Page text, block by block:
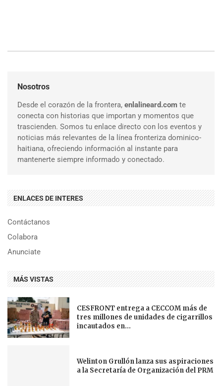
Nosotros
Desde el corazón de la frontera, enlalineard.com te
conecta con historias que importan y momentos que
trascienden. Somos tu enlace directo con los eventos y
noticias más relevantes de la línea fronteriza dominico-
haitiana, ofreciendo información al instante para
mantenerte siempre informado y conectado.
ENLACES DE INTERES
Contáctanos
Colabora
Anunciate
MÁS VISTAS
CESFRONT entrega a CECCOM más de
tres millones de unidades de cigarrillos
incautados en...
Welinton Grullón lanza sus aspiraciones
a la Secretaría de Organización del PRM